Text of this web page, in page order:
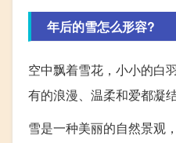
年后的雪怎么形容?
空中飘着雪花，小小的白
有的浪漫、温柔和爱都凝
雪是一种美丽的自然景观